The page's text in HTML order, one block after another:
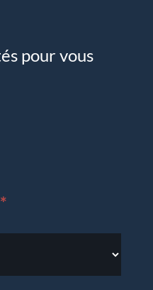
pour vous
*